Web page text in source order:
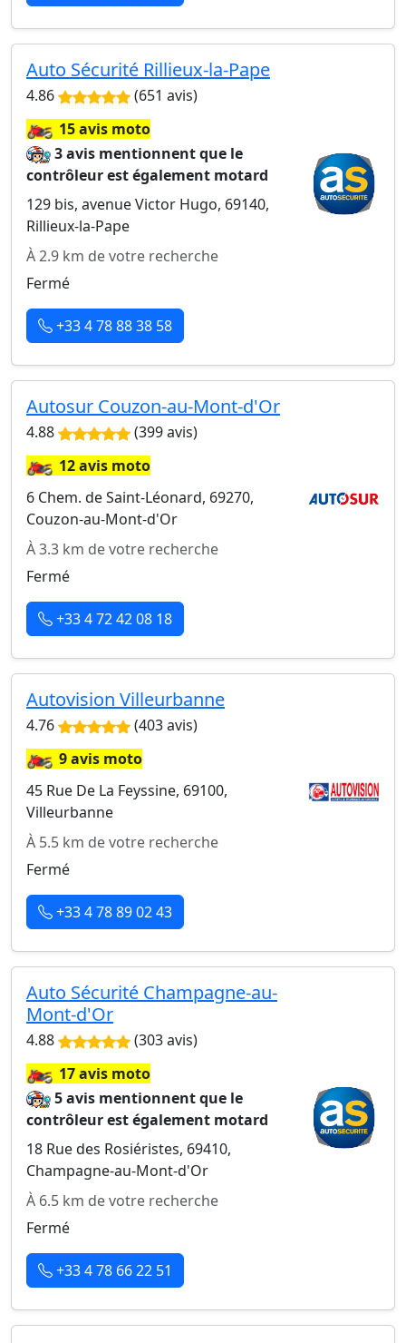
Auto Sécurité Rillieux-la-Pape
4.86 (651 avis)
🏍️15 avis moto
3 avis mentionnent que le
contrôleur est également motard
129 bis, avenue Victor Hugo, 69140,
Rillieux-la-Pape
À 2.9 km de votre recherche
Fermé
+33 4 78 88 38 58
Autosur Couzon-au-Mont-d'Or
4.88 (399 avis)
🏍️12 avis moto
6 Chem. de Saint-Léonard, 69270,
Couzon-au-Mont-d'Or
À 3.3 km de votre recherche
Fermé
+33 4 72 42 08 18
Autovision Villeurbanne
4.76 (403 avis)
🏍️9 avis moto
45 Rue De La Feyssine, 69100,
Villeurbanne
À 5.5 km de votre recherche
Fermé
+33 4 78 89 02 43
Auto Sécurité Champagne-au-
Mont-d'Or
4.88 (303 avis)
🏍️17 avis moto
5 avis mentionnent que le
contrôleur est également motard
18 Rue des Rosiéristes, 69410,
Champagne-au-Mont-d'Or
À 6.5 km de votre recherche
Fermé
+33 4 78 66 22 51